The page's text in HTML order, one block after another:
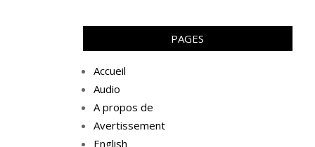
PAGES
Accueil
Audio
A propos de
Avertissement
English